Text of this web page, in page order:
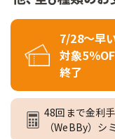
7/28～早
対象5％
終了
48回まで金利
（WeBBy）シ